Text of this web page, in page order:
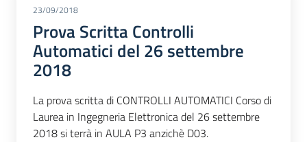
23/09/2018
Prova Scritta Controlli
Automatici del 26 settembre
2018
La prova scritta di CONTROLLI AUTOMATICI Corso di
Laurea in Ingegneria Elettronica del 26 settembre
2018 si terrà in AULA P3 anzichè D03.